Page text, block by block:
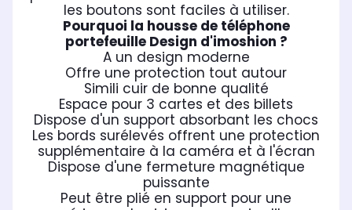
les boutons sont faciles à utiliser.
Pourquoi la housse de téléphone
portefeuille Design d'imoshion ?
A un design moderne
Offre une protection tout autour
Simili cuir de bonne qualité
Espace pour 3 cartes et des billets
Dispose d'un support absorbant les chocs
Les bords surélevés offrent une protection
supplémentaire à la caméra et à l'écran
Dispose d'une fermeture magnétique
puissante
Peut être plié en support pour une